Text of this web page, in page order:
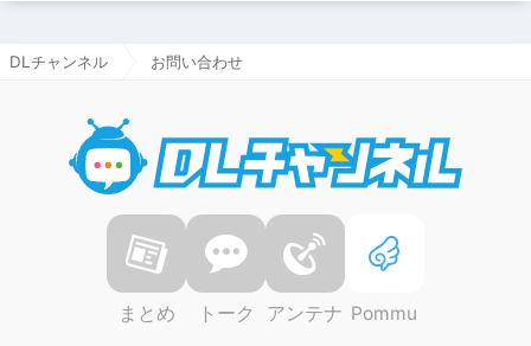
DLチャンネル お問い合わせ
まとめ トーク アンテナ Pommu